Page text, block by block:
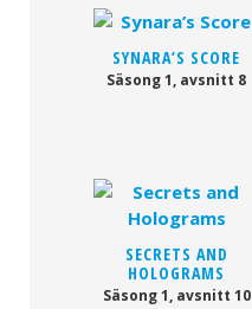
SYNARA’S SCORE
Säsong 1, avsnitt 8
SECRETS AND
HOLOGRAMS
Säsong 1, avsnitt 10